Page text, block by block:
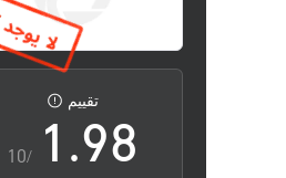
تقييم0
1 .
7
8
9
6
7
8
/10